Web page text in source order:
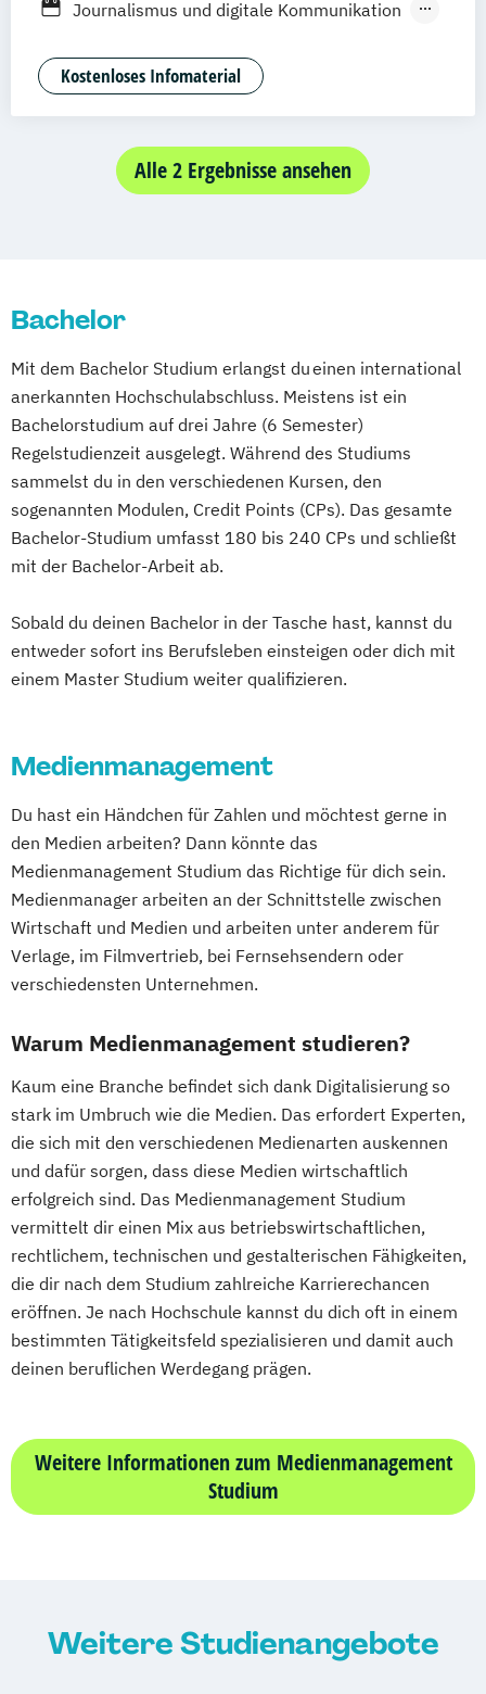
Deggendorf
Karlsruhe Kassel
Oberhausen Offenbach
Neu-Ulm Graz Innsbruck
Augsburg Freising Friedrichshafen
Klagenfurt Magdeburg Münster Trier
Würzburg Chemnitz Linz
Journalismus und digitale Kommunikation
Kultur- und Medienpädagogik
Mediendesign Medieninformatik
Public Relations und Kommunikation
Social Media UX Design
Kostenloses Infomaterial
Alle 2 Ergebnisse ansehen
Bachelor
Mit dem Bachelor Studium erlangst du einen international
anerkannten Hochschulabschluss. Meistens ist ein
Bachelorstudium auf drei Jahre (6 Semester)
Regelstudienzeit ausgelegt. Während des Studiums
sammelst du in den verschiedenen Kursen, den
sogenannten Modulen, Credit Points (CPs). Das gesamte
Bachelor-Studium umfasst 180 bis 240 CPs und schließt
mit der Bachelor-Arbeit ab.
Sobald du deinen Bachelor in der Tasche hast, kannst du
entweder sofort ins Berufsleben einsteigen oder dich mit
einem Master Studium weiter qualifizieren.
Medienmanagement
Du hast ein Händchen für Zahlen und möchtest gerne in
den Medien arbeiten? Dann könnte das
Medienmanagement Studium das Richtige für dich sein.
Medienmanager arbeiten an der Schnittstelle zwischen
Wirtschaft und Medien und arbeiten unter anderem für
Verlage, im Filmvertrieb, bei Fernsehsendern oder
verschiedensten Unternehmen.
Warum Medienmanagement studieren?
Kaum eine Branche befindet sich dank Digitalisierung so
stark im Umbruch wie die Medien. Das erfordert Experten,
die sich mit den verschiedenen Medienarten auskennen
und dafür sorgen, dass diese Medien wirtschaftlich
erfolgreich sind. Das Medienmanagement Studium
vermittelt dir einen Mix aus betriebswirtschaftlichen,
rechtlichem, technischen und gestalterischen Fähigkeiten,
die dir nach dem Studium zahlreiche Karrierechancen
eröffnen. Je nach Hochschule kannst du dich oft in einem
bestimmten Tätigkeitsfeld spezialisieren und damit auch
deinen beruflichen Werdegang prägen.
Weitere Informationen zum Medienmanagement
Studium
Weitere Studienangebote